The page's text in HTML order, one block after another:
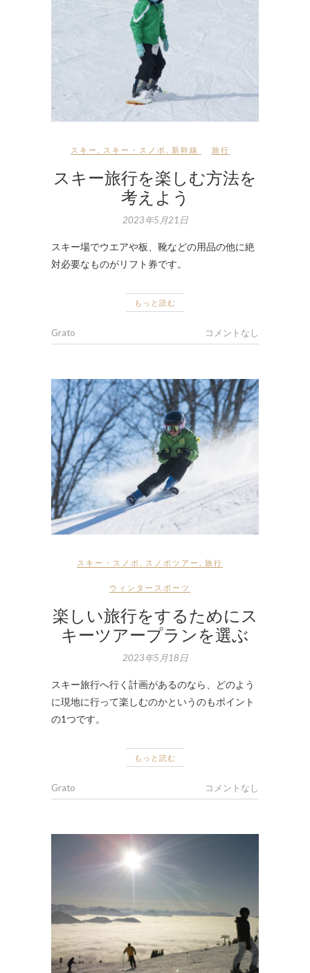
スキー スキー・スノボ 新幹線 旅行
スキー旅行を楽しむ方法を
考えよう
2023年5月21日
スキー場でウエアや板、靴などの用品の他に絶
対必要なものがリフト券です。
もっと読む
Grato コメントなし
スキー・スノボ スノボツアー 旅行
ウィンタースポーツ
楽しい旅行をするためにス
キーツアープランを選ぶ
2023年5月18日
スキー旅行へ行く計画があるのなら、どのよう
に現地に行って楽しむのかというのもポイント
の1つです。
もっと読む
Grato コメントなし